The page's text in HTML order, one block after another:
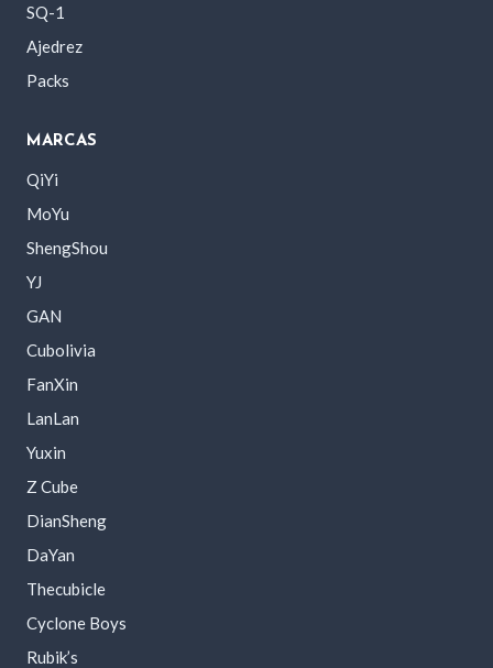
SQ-1
Ajedrez
Packs
MARCAS
QiYi
MoYu
ShengShou
YJ
GAN
Cubolivia
FanXin
LanLan
Yuxin
Z Cube
DianSheng
DaYan
Thecubicle
Cyclone Boys
Rubik’s